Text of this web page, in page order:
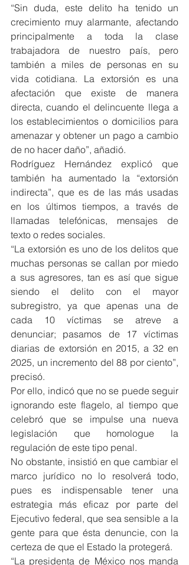
“Sin duda, este delito ha tenido un
crecimiento muy alarmante, afectando
principalmente a toda la clase
trabajadora de nuestro país, pero
también a miles de personas en su
vida cotidiana. La extorsión es una
afectación que existe de manera
directa, cuando el delincuente llega a
los establecimientos o domicilios para
amenazar y obtener un pago a cambio
de no hacer daño”, añadió.
Rodríguez Hernández explicó que
también ha aumentado la “extorsión
indirecta”, que es de las más usadas
en los últimos tiempos, a través de
llamadas telefónicas, mensajes de
texto o redes sociales.
“La extorsión es uno de los delitos que
muchas personas se callan por miedo
a sus agresores, tan es así que sigue
siendo el delito con el mayor
subregistro, ya que apenas una de
cada 10 víctimas se atreve a
denunciar; pasamos de 17 víctimas
diarias de extorsión en 2015, a 32 en
2025, un incremento del 88 por ciento”,
precisó.
Por ello, indicó que no se puede seguir
ignorando este flagelo, al tiempo que
celebró que se impulse una nueva
legislación que homologue la
regulación de este tipo penal.
No obstante, insistió en que cambiar el
marco jurídico no lo resolverá todo,
pues es indispensable tener una
estrategia más eficaz por parte del
Ejecutivo federal, que sea sensible a la
gente para que ésta denuncie, con la
certeza de que el Estado la protegerá.
“La presidenta de México nos manda